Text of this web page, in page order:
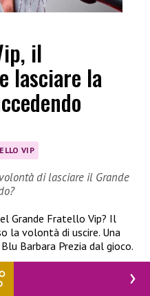
il
lasciare la
VIP
di lasciare il Grande
Grande Fratello Vip? Il
la volontà di uscire. Una
Barbara Prezia dal gioco.
del GF Vip?